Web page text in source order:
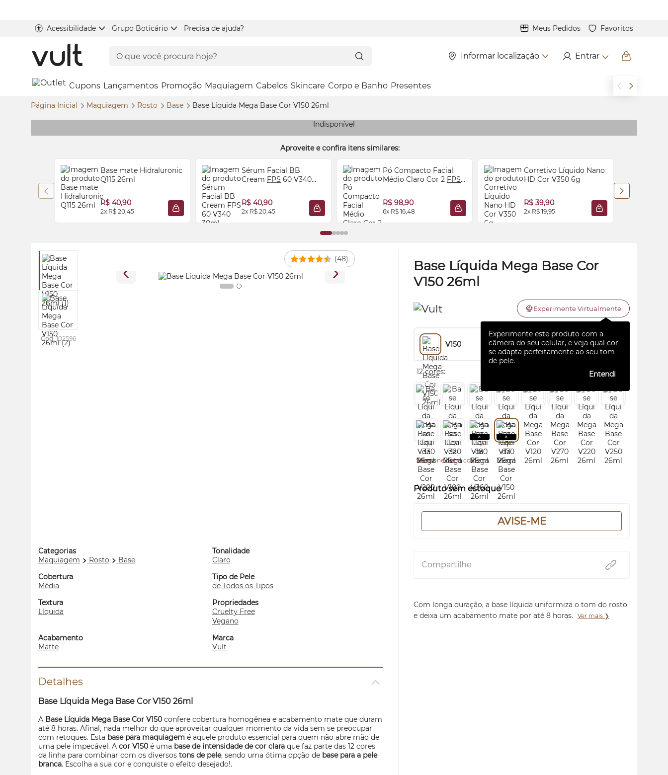
Acessibilidade Grupo Boticário Precisa de ajuda? Meus Pedidos Favoritos
Informar localização Entrar
Cupons Lançamentos Promoção Maquiagem Cabelos Skincare Corpo e Banho Presentes
Página Inicial Maquiagem Rosto Base Base Líquida Mega Base Cor V150 26ml
Indisponível
Aproveite e confira itens similares:
Base mate Hidraluronic
Q115 26ml
R$ 40,90
2x R$ 20,45 ADICIONAR À SACOLA
Sérum Facial BB
Cream FPS 60 V340
R$ 40,90
2x R$ 20,45 ADICIONAR À SACOLA
Pó Compacto Facial
Médio Claro Cor 2 FPS
R$ 98,90
6x R$ 16,48 ADICIONAR À SACOLA
Corretivo Líquido Nano
HD Cor V350 6g
R$ 39,90
2x R$ 19,95 ADICIONAR À
Base Líquida Mega Base Cor
V150 26ml
Experimente Virtualmente
Experimente este produto com a
câmera do seu celular, e veja qual cor
se adapta perfeitamente ao seu tom
de pele.
Entendi
V150 Ver todas (12)
12 cores:
Selecione outra cor.
Produto sem estoque
AVISE-ME
Compartilhe
Com longa duração, a base líquida uniformiza o tom do rosto
e deixa um acabamento mate por até 8 horas.
Ver mais ❯
(48)
Cod:102596
Categorias
Maquiagem
Rosto Base
Tonalidade
Claro
Cobertura
Média
Tipo de Pele
de Todos os Tipos
Textura
Líquida
Propriedades
Cruelty Free
Vegano
Acabamento
Matte
Marca
Vult
Detalhes
Base Líquida Mega Base Cor V150 26ml
A Base Líquida Mega Base Cor V150 confere cobertura homogênea e acabamento mate que duram
até 8 horas. Afinal, nada melhor do que aproveitar qualquer momento da vida sem se preocupar
com retoques. Esta base para maquiagem é aquele produto essencial para quem não abre mão de
uma pele impecável. A cor V150 é uma base de intensidade de cor clara que faz parte das 12 cores
da linha para combinar com os diversos tons de pele, sendo uma ótima opção de base para a pele
branca. Escolha a sua cor e conquiste o efeito desejado!.